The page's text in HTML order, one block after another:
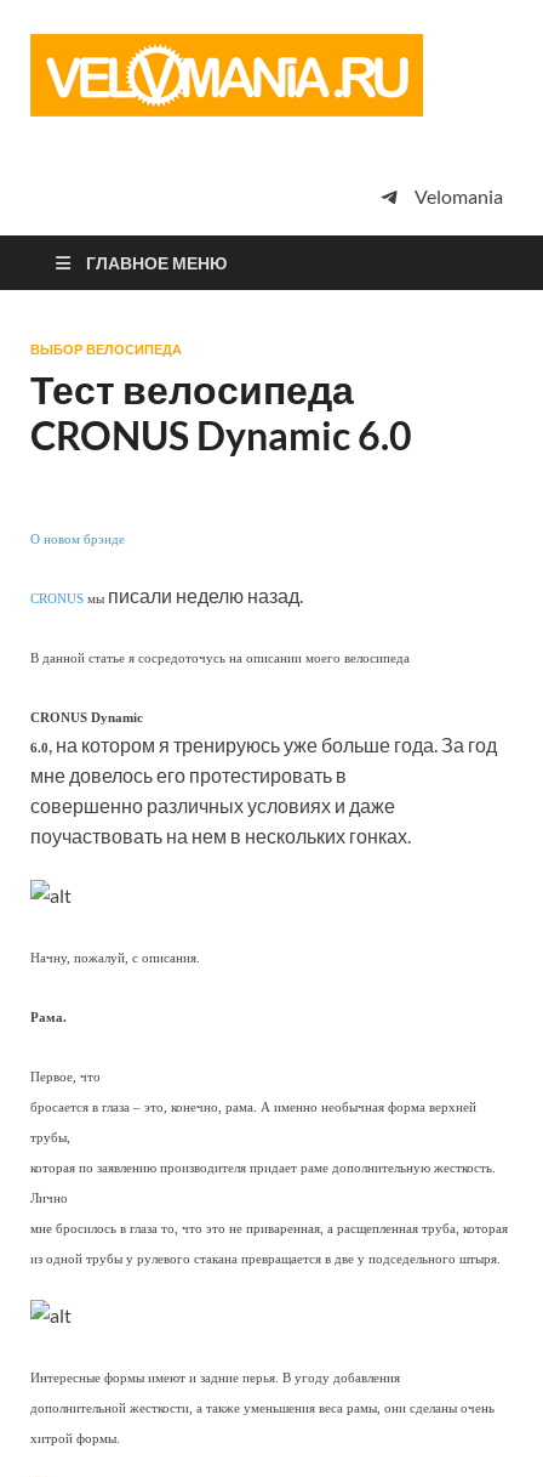
просто
Velomania
ГЛАВНОЕ МЕНЮ
ВЫБОР ВЕЛОСИПЕДА
Тест велосипеда
CRONUS Dynamic 6.0
О новом брэнде
CRONUS мы писали неделю назад.
В данной статье я сосредоточусь на описании моего велосипеда
CRONUS Dynamic
6.0, на котором я тренируюсь уже больше года. За год
мне довелось его протестировать в
совершенно различных условиях и даже
поучаствовать на нем в нескольких гонках.
Начну, пожалуй, с описания.
Рама.
Первое, что
бросается в глаза – это, конечно, рама. А именно необычная форма верхней
трубы,
которая по заявлению производителя придает раме дополнительную жесткость.
Лично
мне бросилось в глаза то, что это не приваренная, а расщепленная труба, которая
из одной трубы у рулевого стакана превращается в две у подседельного штыря.
Интересные формы имеют и задние перья. В угоду добавления
дополнительной жесткости, а также уменьшения веса рамы, они сделаны очень
хитрой формы.